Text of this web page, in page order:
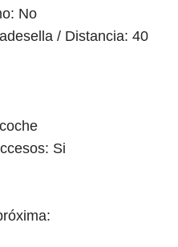
No
/ Distancia: 40
Si